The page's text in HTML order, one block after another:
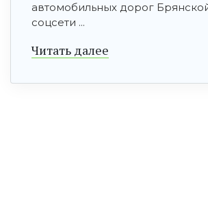
автомобильных дорог
соцсети ...
Читать далее